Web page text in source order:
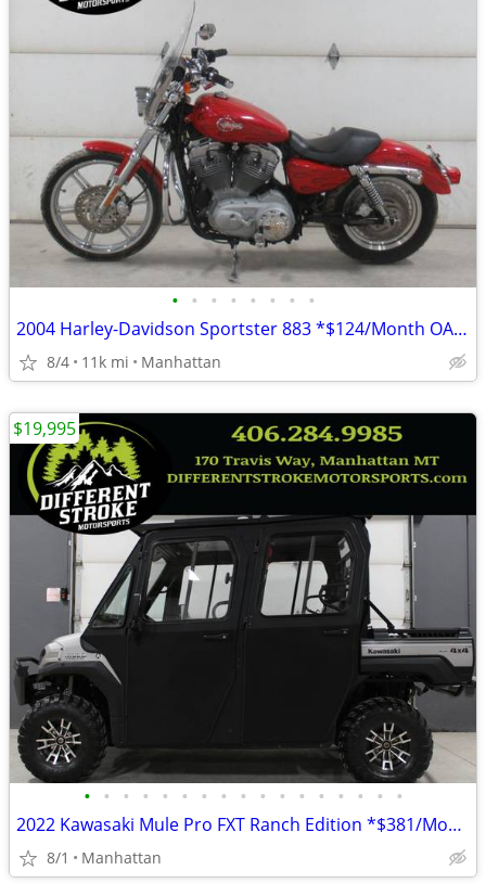
• • • • • • • •
2004 Harley-Davidson Sportster 883 *$124/Month OAC $0 Down*
8/4 11k mi Manhattan
• • • • • • • • • • • • • • • • •
2022 Kawasaki Mule Pro FXT Ranch Edition *$381/Month OAC $0 Down*
8/1 Manhattan
$19,995